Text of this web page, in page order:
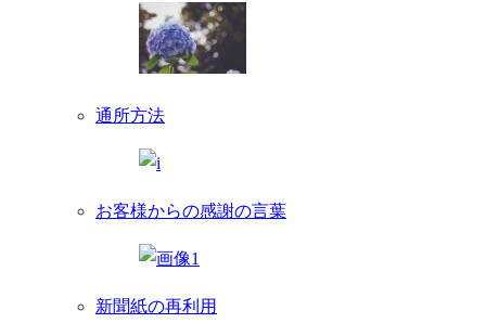
通所方法
お客様からの感謝の言葉
新聞紙の再利用